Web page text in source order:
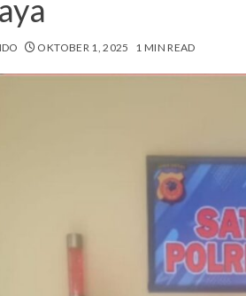
OKTOBER 1, 2025 1 MIN READ